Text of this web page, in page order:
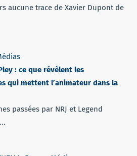
aucune trace de Xavier Dupont de
: ce que révèlent les
qui mettent l’animateur dans la
passées par NRJ et Legend